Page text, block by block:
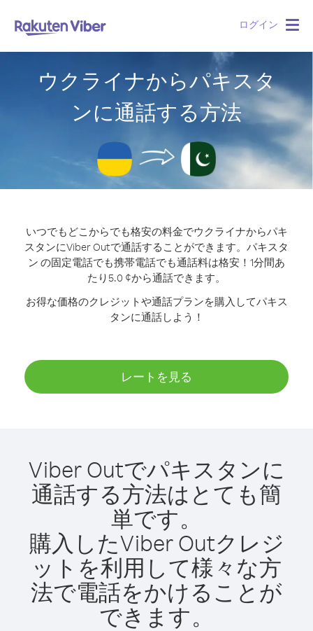
ログイン
ウクライナからパキスタ
ンに通話する方法
いつでもどこからでも格安の料金でウクライナからパキ
スタンにViber Outで通話することができます。 パキスタ
ン の固定電話でも携帯電話でも通話料は格安！1分間あ
たり5.0 ¢から通話できます。
お得な価格のクレジットや通話プランを購入してパキス
タンに通話しよう！
レートを見る
Viber Outでパキスタンに
通話する方法はとても簡
単です。
購入したViber Outクレジ
ットを利用して様々な方
法で電話をかけることが
できます。